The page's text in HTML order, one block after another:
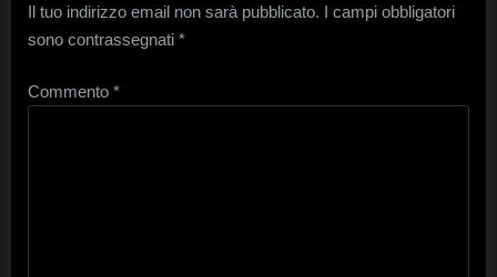
Il tuo indirizzo email non sarà pubblicato. I campi obbligatori
sono contrassegnati *
Commento *